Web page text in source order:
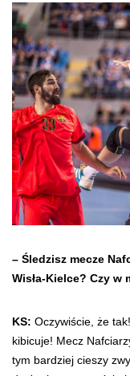
– Śledzisz mecze
Wisła-Kielce? Czy w
KS: Oczywiście, że
kibicuje! Mecz
tym bardziej cieszy